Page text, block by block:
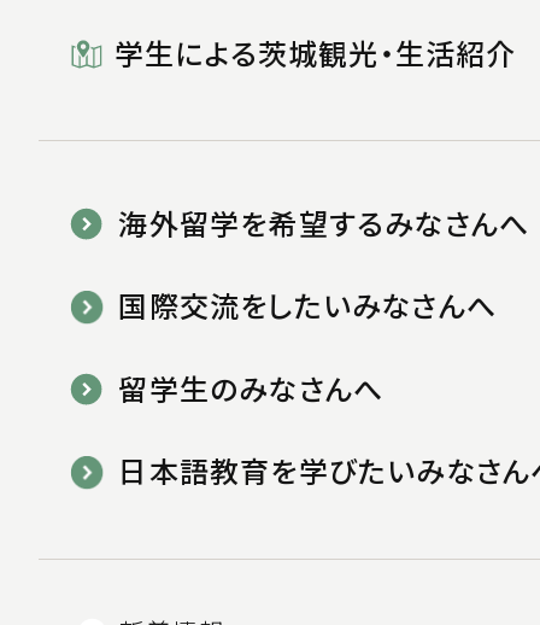
学生による茨城観光・生活紹介
海外留学を希望するみなさんへ
国際交流をしたいみなさんへ
留学生のみなさんへ
日本語教育を学びたいみなさん